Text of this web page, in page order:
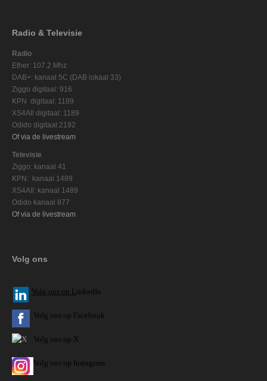
Radio & Televisie
Radio
Ether: 107.2 Mhz
DAB+: kanaal 5C (DAB lokaal 33)
Ziggo digitaal: 916
KPN digitaal: 1189
XS4All digitaal: 1189
Odido digitaal:2192
Of via de livestream
Televisie
Ziggo: kanaal 41
KPN: kanaal 1489
XS4All: kanaal 1489
Odido kanaal 877
Of via de livestream
Volg ons
Volg ons op L inkedIn
Volg ons op Facebook
Volg ons op X
Volg ons op Instagram